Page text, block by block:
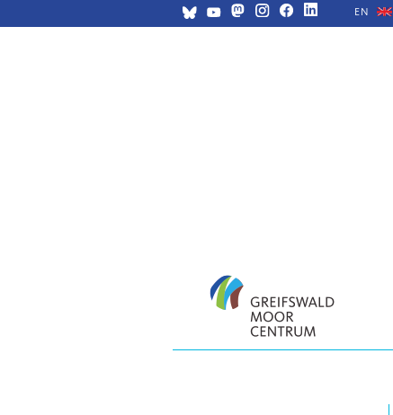
EN
Navigation
überspringen